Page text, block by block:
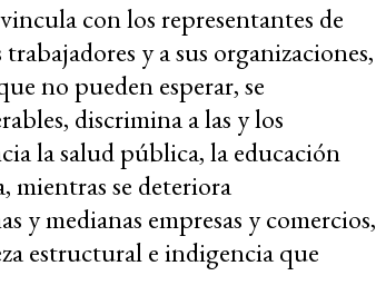
con los representantes de
y a sus organizaciones,
no pueden esperar, se
discrimina a las y los
la salud pública, la educación
mientras se deteriora
y medianas empresas y comercios,
estructural e indigencia que